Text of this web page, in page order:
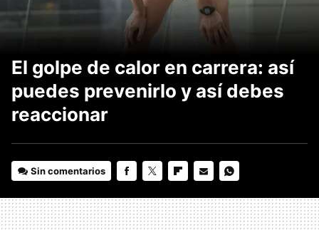
El golpe de calor en carrera: así
puedes prevenirlo y así debes
reaccionar
Sin comentarios
MAIL